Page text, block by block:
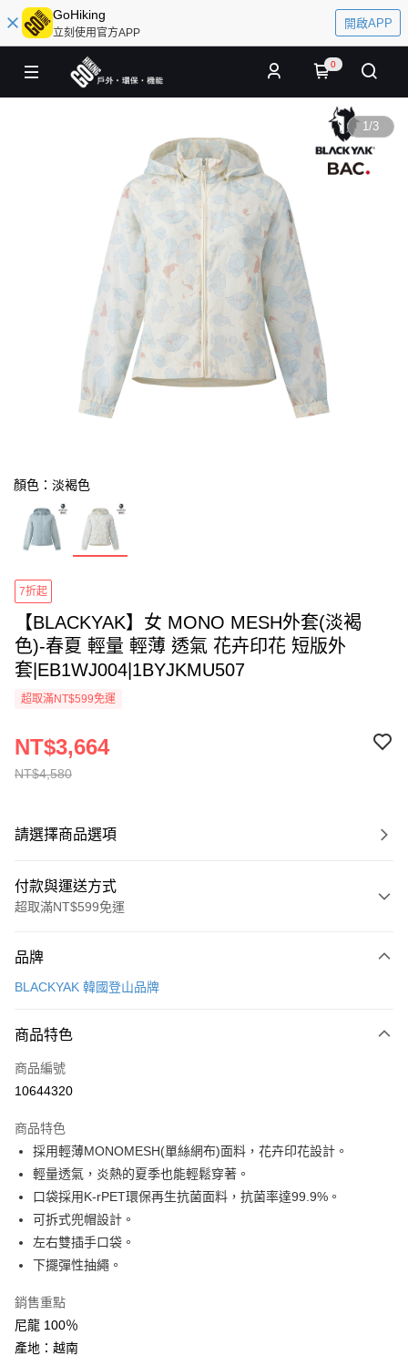
GoHiking
立刻使用官方APP
開啟APP
0
1/3
顏色：淡褐色
7折起
【BLACKYAK】女 MONO MESH外套(淡褐
色)-春夏 輕量 輕薄 透氣 花卉印花 短版外
套|EB1WJ004|1BYJKMU507
超取滿NT$599免運
NT$4,580
NT$3,664
請選擇商品選項
付款與運送方式
超取滿NT$599免運
信用卡一次付款
LINE Pay
Apple Pay
悠遊付
Google Pay
全盈+PAY
AFTEE先享後付
相關說明
AFTEE先享後付是「在收到商品之後才付款」的支付方式。 讓您購物簡單
１．簡單：不需註冊會員、不需綁卡、不需儲值。
２．便利：只要手機號碼，簡訊認證，即可結帳。
ATM付款
運送方式
品牌
BLACKYAK 韓國登山品牌
商品特色
商品編號
10644320
商品特色
採用輕薄MONOMESH(單絲網布)面料，花卉印花設計。
輕量透氣，炎熱的夏季也能輕鬆穿著。
口袋採用K-rPET環保再生抗菌面料，抗菌率達99.9%。
可拆式兜帽設計。
左右雙插手口袋。
下擺彈性抽繩。
銷售重點
尼龍 100％
產地：越南